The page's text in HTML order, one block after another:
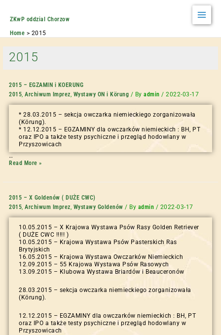
ZKwP oddzial Chorzow
Home
2015
2015
2015 – EGZAMIN i KOERUNG
2015,Archiwum Imprez, Wystawy ON i Körung / Byadmin /2022-03-17
* 28.03.2015 – sekcja owczarka niemieckiego zorganizowała
(Körung).
* 12.12.2015 – EGZAMINY dla owczarków niemieckich : BH, PT
oraz IPO a także testy psychiczne i przegląd hodowlany w
Przyszowicach
…
Read More »
2015 – X Goldenów ( DUŻE CWC)
2015,Archiwum Imprez, Wystawy Goldenów / By admin / 2022-03-17
10.05.2015 – X Krajowa Wystawa Psów Rasy Golden Retriever
( DUŻE CWC !!!!! )
10.05.2015 – Krajowa Wystawa Psów Pasterskich Ras
Brytyjskich
16.05.2015 – Krajowa Wystawa Owczarków Niemieckich
12.09.2015 – 55 Krajowa Wystawa Psów Rasowych
13.09.2015 – Klubowa Wystawa Briardów i Beauceronów
28.03.2015 – sekcja owczarka niemieckiego zorganizowała
(Körung).
12.12.2015 – EGZAMINY dla owczarków niemieckich : BH, PT
oraz IPO a także testy psychiczne i przegląd hodowlany w
Przyszowicach